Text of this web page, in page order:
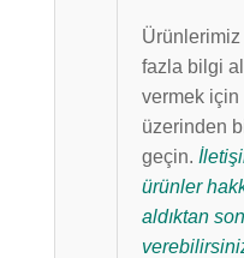
Ürünlerimiz
fazla bilgi
vermek
üzerinden
geçin.
ürünler
aldıktan